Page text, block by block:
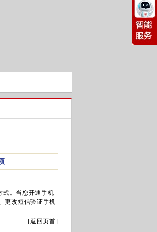
。当您开通手机
更改短信验证手机
[返回页首]